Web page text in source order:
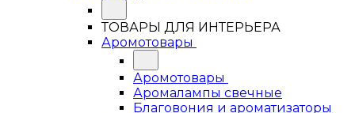
ТОВАРЫ ДЛЯ ИНТЕРЬЕРА
Аромотовары
Аромотовары
Аромалампы свечные
Благовония и ароматизаторы